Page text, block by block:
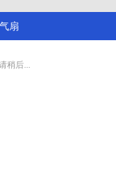
扇
稍后...